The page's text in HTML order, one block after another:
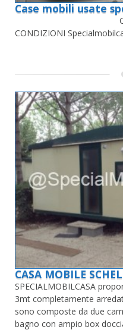
Case mobili usate
CASA
CONDIZIONI
CASA MOBILE
SPECIALMOBILCASA
3mt completamente
sono composte da due
bagno con ampio box